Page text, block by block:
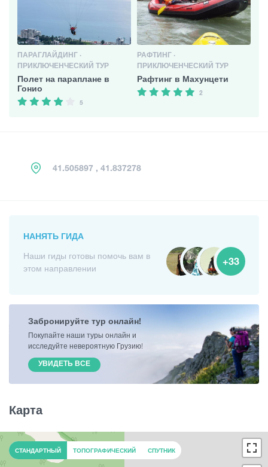
ПАРАГЛАЙДИНГ ·
ПРИКЛЮЧЕНЧЕСКИЙ ТУР
Полет на параплане в
Гонио
5
РАФТИНГ ·
ПРИКЛЮЧЕНЧЕСКИЙ ТУР
Рафтинг в Махунцети
2
41.505897 , 41.837278
НАНЯТЬ ГИДА
Наши гиды готовы помочь вам в
этом направлении
+33
Забронируйте тур онлайн!
Покупайте наши туры онлайн и
исследуйте невероятную Грузию!
УВИДЕТЬ ВСЕ
Карта
СТАНДАРТНЫЙ ТОПОГРАФИЧЕСКИЙ СПУТНИК